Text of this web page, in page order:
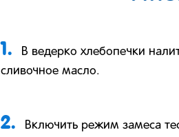
1.
В ведерко хлебопечки
сливочное масло.
2. Включить режим замеса